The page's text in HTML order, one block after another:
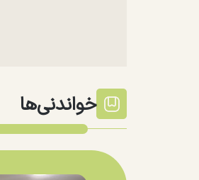
خواندنی‌ها